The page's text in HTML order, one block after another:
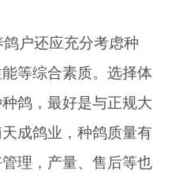
户还应充分考虑种
等综合素质。选择体
鸽，最好是与正规大
成鸽业，种鸽质量有
理，产量、售后等也